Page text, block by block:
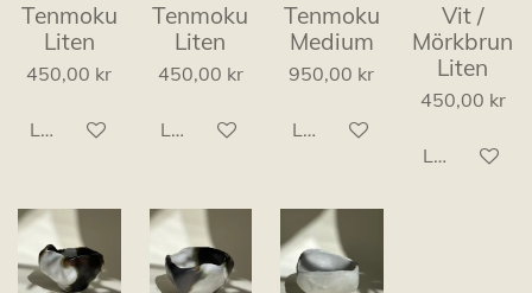
Tenmoku
Liten
450,00 kr
Lägg till i varukorg
Tenmoku
Liten
450,00 kr
Lägg till i varukorg
Tenmoku
Medium
950,00 kr
Lägg till i varukorg
Vit /
Mörkbrun
Liten
450,00 kr
Lägg till i